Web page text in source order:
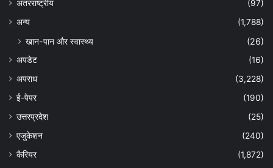
अंतरराष्ट्रीय
(97)
अन्‍य
(1,788)
खान-पान और स्वास्थ्य (26)
अपडेट
(16)
अपराध
(3,228)
ई-पेपर
(190)
उत्तरप्रदेश
(25)
एजुकेशन
(240)
कैरियर
(1,872)